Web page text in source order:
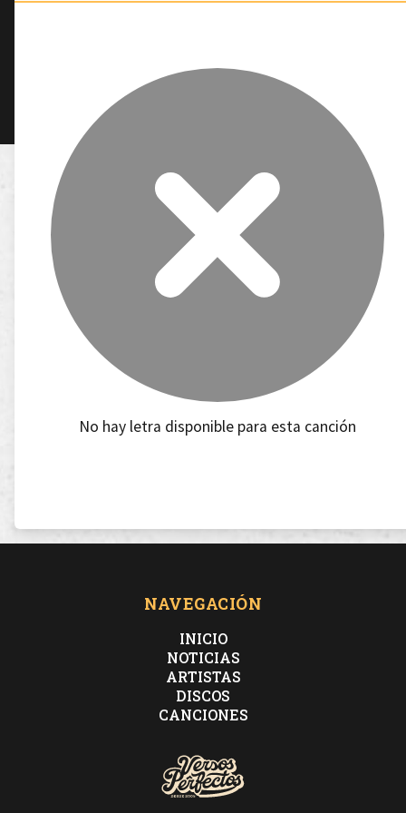
No hay letra disponible para esta canción
NAVEGACIÓN
INICIO
NOTICIAS
ARTISTAS
DISCOS
CANCIONES